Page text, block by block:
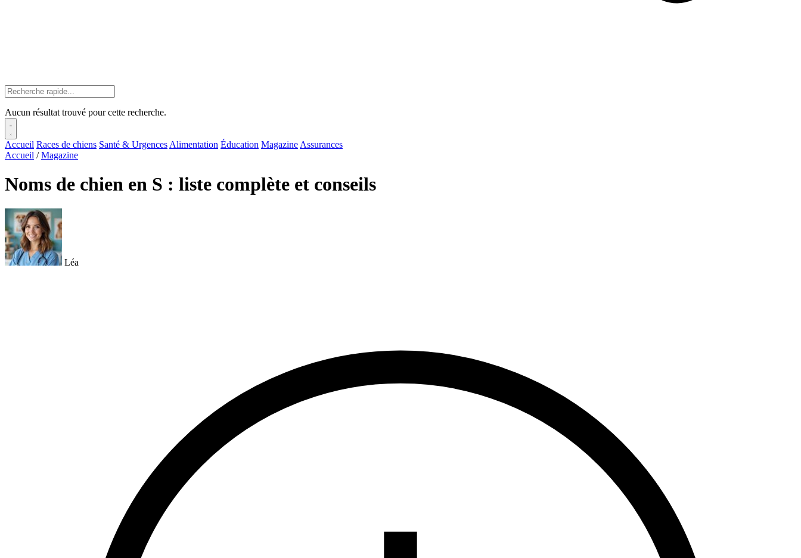
Aucun résultat trouvé pour cette recherche.
Accueil Races de chiens Santé & Urgences Alimentation Éducation Magazine Assurances
Accueil / Magazine
Noms de chien en S : liste complète et conseils
Léa